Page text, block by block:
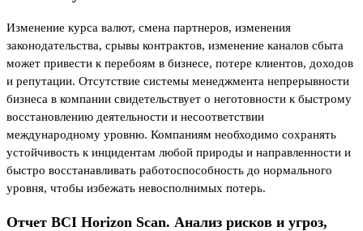
Изменение курса валют, смена партнеров, изменения
законодательства, срывы контрактов, изменение каналов сбыта
может привести к перебоям в бизнесе, потере клиентов, доходов
и репутации. Отсутствие системы менеджмента непрерывности
бизнеса в компании свидетельствует о неготовности к быстрому
восстановлению деятельности и несоответствии
международному уровню. Компаниям необходимо сохранять
устойчивость к инцидентам любой природы и направленности и
быстро восстанавливать работоспособность до нормального
уровня, чтобы избежать невосполнимых потерь.
Отчет BCI Horizon Scan. Анализ рисков и угроз,